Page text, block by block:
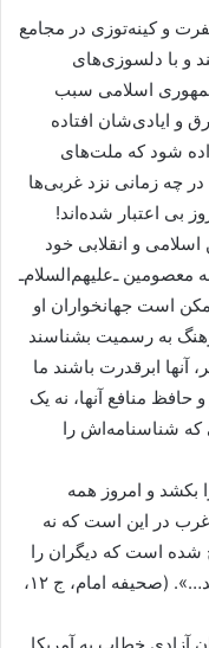
و کینه‌توزی در مجامع
و با دلسوزی‌های
اسلامی سبب
ایادی‌شان افتاده
شود که ملت‌های
چه زمانی نزد غربی‌ها
بی اعتبار شده‌اند!
و انقلابی خود
معصومین ـ‌علیهم‌السلام‌ـ
است جهانخواران او
به رسمیت بشناسند
آنها ابرقدرت باشند ما
حافظ منافع آنها، نه یک
که شناسنامه‌اش را
بکشد و امروز همه
در این است که نه
شده است که دیگران را
هم به خروج از سلطه جباران دعوت می‌کند…». (صحيفه امام، ج ۱۲،
۲۲ بهمن در ميدان آزادي خطاب به آمريكا